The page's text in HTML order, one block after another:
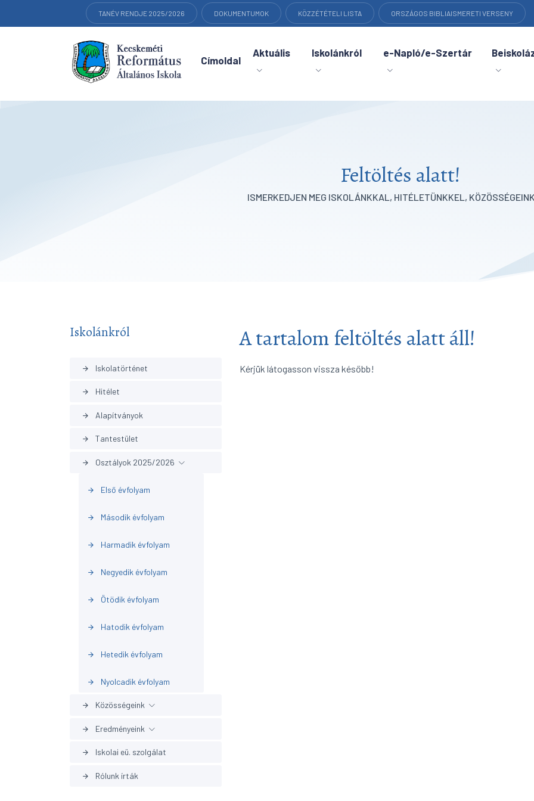
TANÉV RENDJE 2025/2026 DOKUMENTUMOK KÖZZÉTÉTELI LISTA ORSZÁGOS BIBLIAISMERETI VERSENY
Címoldal
Aktuális Iskolánkról e-Napló/e-Szertár
Feltöltés alatt!
ISMERKEDJEN MEG ISKOLÁNKKAL, HITÉLETÜNKKEL,
Iskolánkról
arrow_forward Iskolatörténet
arrow_forward Hitélet
arrow_forward Alapítványok
arrow_forward Tantestület
arrow_forward Osztályok 2025/2026
arrow_forward Első évfolyam
arrow_forward Második évfolyam
arrow_forward Harmadik évfolyam
arrow_forward Negyedik évfolyam
arrow_forward Ötödik évfolyam
arrow_forward Hatodik évfolyam
arrow_forward Hetedik évfolyam
arrow_forward Nyolcadik évfolyam
arrow_forward Közösségeink
Cserkészek
arrow_forward Eredményeink
Országos
arrow_forward Iskolai eü. szolgálat
arrow_forward Rólunk írták
A tartalom feltöltés alatt áll!
Kérjük látogasson vissza később!